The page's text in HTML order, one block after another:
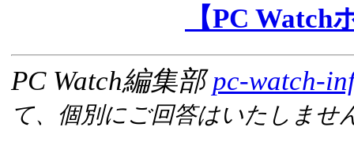
【PC
PC Watch編集部pc-watch-
て、個別にご回答はいたしませ